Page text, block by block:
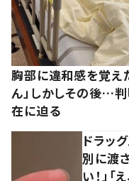
胸部に違和感を覚え
ん」しかしその後…
在に迫る
ドラッ
別に渡
い！」「